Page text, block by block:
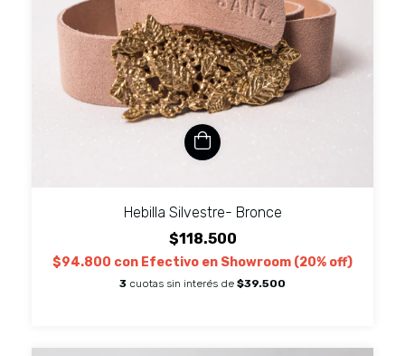
Hebilla Silvestre- Bronce
$118.500
$94.800 con Efectivo en Showroom (20% off)
3 cuotas sin interés de $39.500